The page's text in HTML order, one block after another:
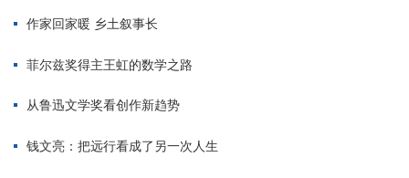
作家回家暖 乡土叙事长
菲尔兹奖得主王虹的数学之路
从鲁迅文学奖看创作新趋势
钱文亮：把远行看成了另一次人生